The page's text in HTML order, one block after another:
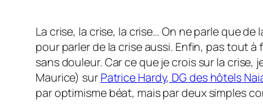
La crise, la crise, la crise… On ne parle que
pour parler de la crise aussi. Enfin, pas tout
sans douleur. Car ce que je crois sur la crise,
Maurice) sur Patrice Hardy, DG des hôtels
par optimisme béat, mais par deux simples